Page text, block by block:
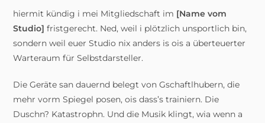
hiermit kündig i mei Mitgliedschaft im [Name vom
Studio] fristgerecht. Ned, weil i plötzlich unsportlich bin,
sondern weil euer Studio nix anders is ois a überteuerter
Warteraum für Selbstdarsteller.
Die Geräte san dauernd belegt von Gschaftlhubern, die
mehr vorm Spiegel posen, ois dass’s trainiern. Die
Duschn? Katastrophn. Und die Musik klingt, wia wenn a